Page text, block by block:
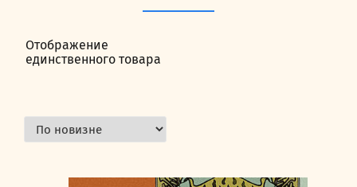
Отображение
единственного товара